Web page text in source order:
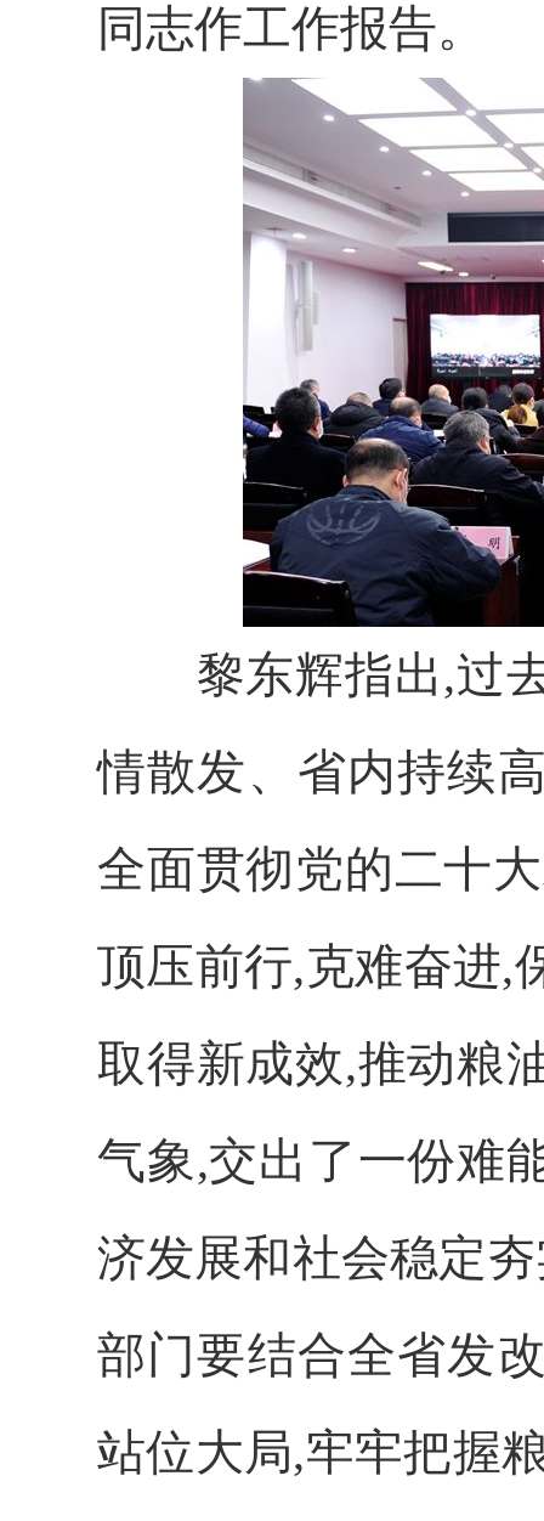
同志作工作报告。
黎东辉指出,过
情散发、省内持续
全面贯彻党的二十
顶压前行,克难奋进,
取得新成效,推动粮
气象,交出了一份难
济发展和社会稳定
部门要结合全省发
站位大局,牢牢把握